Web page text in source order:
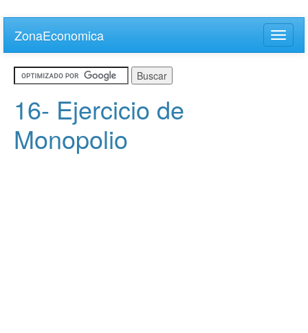
main
content
ZonaEconomica
Toggle
16- Ejercicio de
Monopolio